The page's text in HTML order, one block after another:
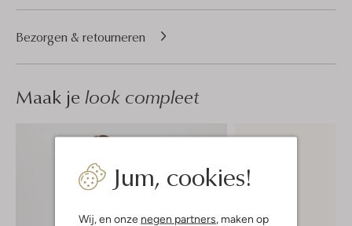
Jum, cookies!
Wij, en onze negen partners, maken op
Bezorgen & retourneren
Maak je look compleet